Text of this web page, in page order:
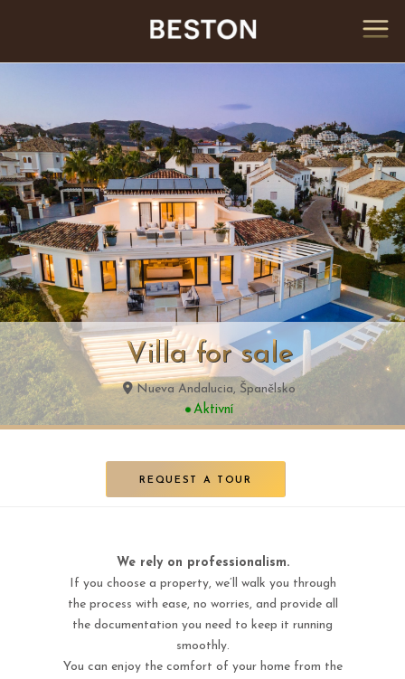
Villa for sale
Nueva Andalucia, Španělsko
Aktivní
REQUEST A TOUR
We rely on professionalism.
If you choose a property, we’ll walk you through
the process with ease, no worries, and provide all
the documentation you need to keep it running
smoothly.
You can enjoy the comfort of your home from the